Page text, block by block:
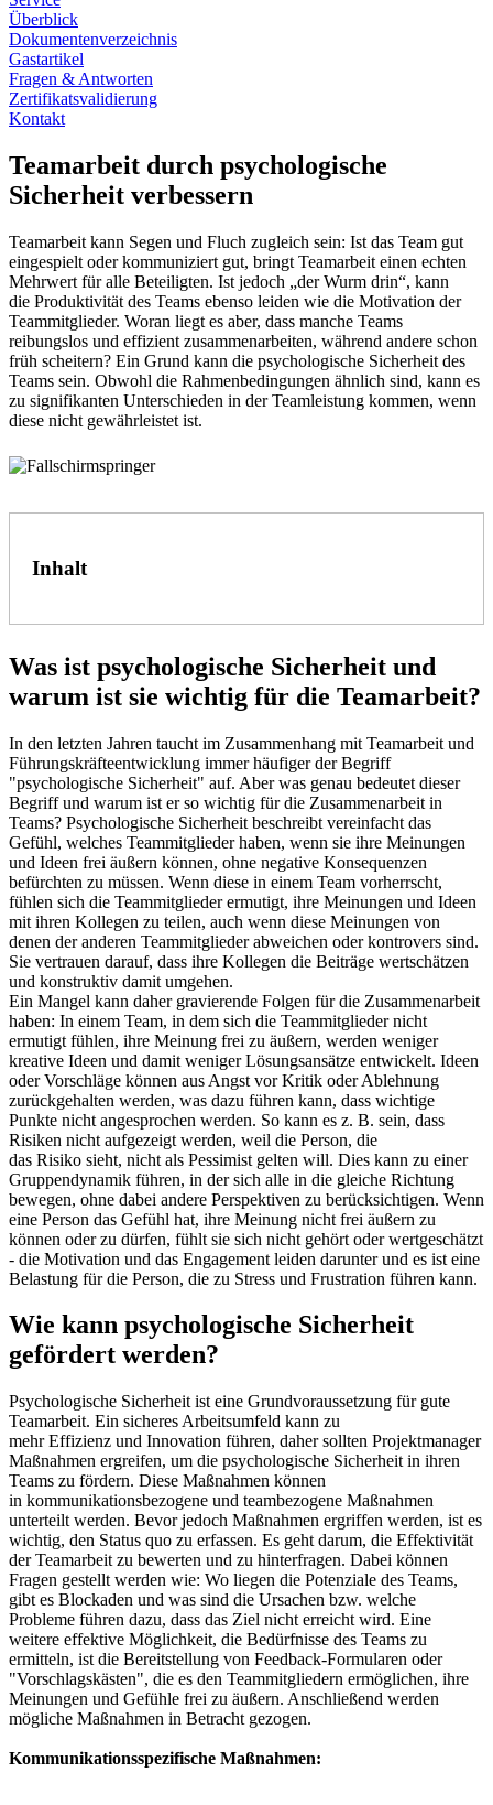
Überblick
Dokumentenverzeichnis
Gastartikel
Fragen & Antworten
Zertifikatsvalidierung
Kontakt
Teamarbeit durch psychologische
Sicherheit verbessern
Teamarbeit kann Segen und Fluch zugleich sein: Ist das Team gut
eingespielt oder kommuniziert gut, bringt Teamarbeit einen echten
Mehrwert für alle Beteiligten. Ist jedoch „der Wurm drin“, kann
die Produktivität des Teams ebenso leiden wie die Motivation der
Teammitglieder. Woran liegt es aber, dass manche Teams
reibungslos und effizient zusammenarbeiten, während andere schon
früh scheitern? Ein Grund kann die psychologische Sicherheit des
Teams sein. Obwohl die Rahmenbedingungen ähnlich sind, kann es
zu signifikanten Unterschieden in der Teamleistung kommen, wenn
diese nicht gewährleistet ist.
Inhalt
Was ist psychologische Sicherheit und
warum ist sie wichtig für die Teamarbeit?
In den letzten Jahren taucht im Zusammenhang mit Teamarbeit und
Führungskräfteentwicklung immer häufiger der Begriff
"psychologische Sicherheit" auf. Aber was genau bedeutet dieser
Begriff und warum ist er so wichtig für die Zusammenarbeit in
Teams? Psychologische Sicherheit beschreibt vereinfacht das
Gefühl, welches Teammitglieder haben, wenn sie ihre Meinungen
und Ideen frei äußern können, ohne negative Konsequenzen
befürchten zu müssen. Wenn diese in einem Team vorherrscht,
fühlen sich die Teammitglieder ermutigt, ihre Meinungen und Ideen
mit ihren Kollegen zu teilen, auch wenn diese Meinungen von
denen der anderen Teammitglieder abweichen oder kontrovers sind.
Sie vertrauen darauf, dass ihre Kollegen die Beiträge wertschätzen
und konstruktiv damit umgehen.
Ein Mangel kann daher gravierende Folgen für die Zusammenarbeit
haben: In einem Team, in dem sich die Teammitglieder nicht
ermutigt fühlen, ihre Meinung frei zu äußern, werden weniger
kreative Ideen und damit weniger Lösungsansätze entwickelt. Ideen
oder Vorschläge können aus Angst vor Kritik oder Ablehnung
zurückgehalten werden, was dazu führen kann, dass wichtige
Punkte nicht angesprochen werden. So kann es z. B. sein, dass
Risiken nicht aufgezeigt werden, weil die Person, die
das Risiko sieht, nicht als Pessimist gelten will. Dies kann zu einer
Gruppendynamik führen, in der sich alle in die gleiche Richtung
bewegen, ohne dabei andere Perspektiven zu berücksichtigen. Wenn
eine Person das Gefühl hat, ihre Meinung nicht frei äußern zu
können oder zu dürfen, fühlt sie sich nicht gehört oder wertgeschätzt
- die Motivation und das Engagement leiden darunter und es ist eine
Belastung für die Person, die zu Stress und Frustration führen kann.
Wie kann psychologische Sicherheit
gefördert werden?
Psychologische Sicherheit ist eine Grundvoraussetzung für gute
Teamarbeit. Ein sicheres Arbeitsumfeld kann zu
mehr Effizienz und Innovation führen, daher sollten Projektmanager
Maßnahmen ergreifen, um die psychologische Sicherheit in ihren
Teams zu fördern. Diese Maßnahmen können
in kommunikationsbezogene und teambezogene Maßnahmen
unterteilt werden. Bevor jedoch Maßnahmen ergriffen werden, ist es
wichtig, den Status quo zu erfassen. Es geht darum, die Effektivität
der Teamarbeit zu bewerten und zu hinterfragen. Dabei können
Fragen gestellt werden wie: Wo liegen die Potenziale des Teams,
gibt es Blockaden und was sind die Ursachen bzw. welche
Probleme führen dazu, dass das Ziel nicht erreicht wird. Eine
weitere effektive Möglichkeit, die Bedürfnisse des Teams zu
ermitteln, ist die Bereitstellung von Feedback-Formularen oder
"Vorschlagskästen", die es den Teammitgliedern ermöglichen, ihre
Meinungen und Gefühle frei zu äußern. Anschließend werden
mögliche Maßnahmen in Betracht gezogen.
Kommunikationsspezifische Maßnahmen: